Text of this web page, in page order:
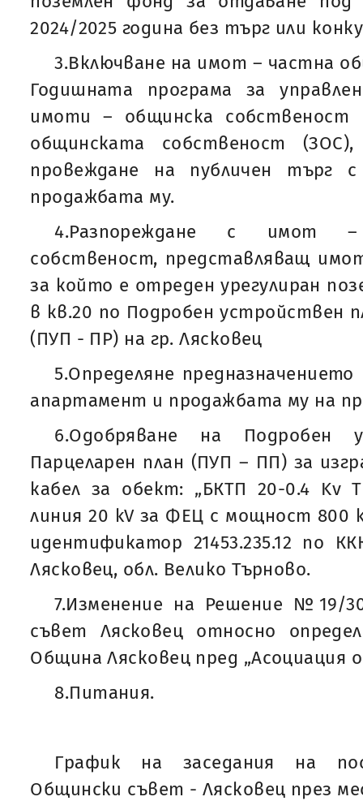
2024/2025 година без търг или
3.Включване на имот – частна
Годишната програма за
имоти – общинска собственост
общинската собственост
провеждане на публичен търг
продажбата му.
4.Разпореждане с имот
собственост, представляващ
за който е отреден урегулиран
в кв.20 по Подробен устройствен
(ПУП - ПР) на гр. Лясковец
5.Определяне
апартамент и продажбата му на
6.Одобряване на Подробен
Парцеларен план (ПУП – ПП) за
кабел за обект: „БКТП 20-0.4 Kv
линия 20 kV за ФЕЦ с мощност 800
идентификатор 21453.235.12 по
Лясковец, обл. Велико Търново.
7.Изменение на Решение №19/
съвет Лясковец относно
Община Лясковец пред „Асоциация
8.Питания.
График на заседания на
Общински съвет - Лясковец през